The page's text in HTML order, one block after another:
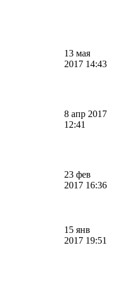
13 мая
2017 14:43
8 апр 2017
12:41
23 фев
2017 16:36
15 янв
2017 19:51